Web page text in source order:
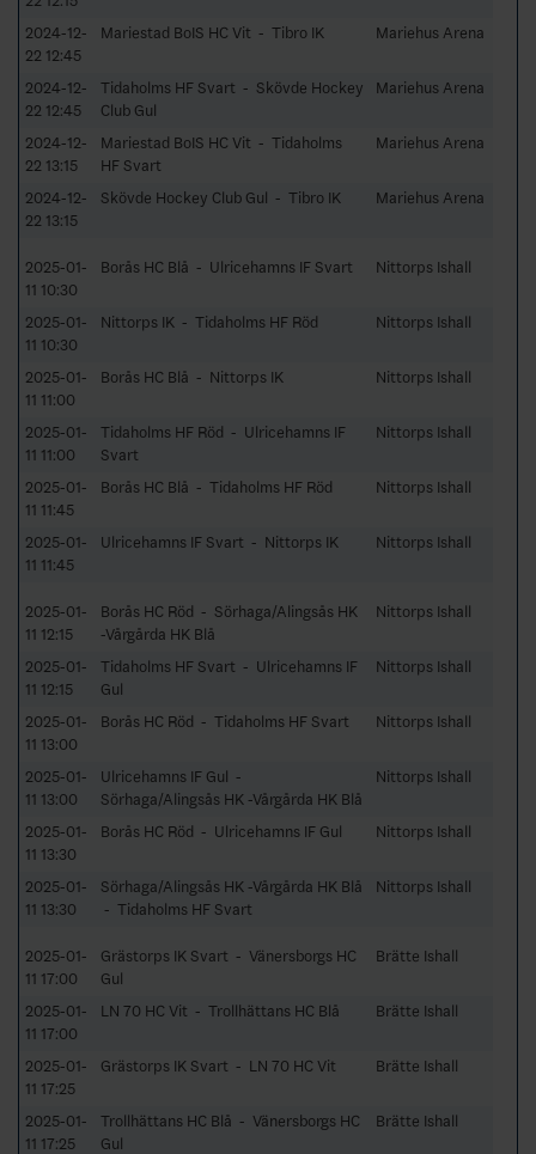
2024-12-
22 12:45
Mariestad BoIS HC Vit - Tibro IK Mariehus Arena
2024-12-
22 12:45
Tidaholms HF Svart - Skövde Hockey
Club Gul
Mariehus Arena
2024-12-
22 13:15
Mariestad BoIS HC Vit - Tidaholms
HF Svart
Mariehus Arena
2024-12-
22 13:15
Skövde Hockey Club Gul - Tibro IK Mariehus Arena
2025-01-
11 10:30
Borås HC Blå - Ulricehamns IF Svart Nittorps Ishall
2025-01-
11 10:30
Nittorps IK - Tidaholms HF Röd Nittorps Ishall
2025-01-
11 11:00
Borås HC Blå - Nittorps IK Nittorps Ishall
2025-01-
11 11:00
Tidaholms HF Röd - Ulricehamns IF
Svart
Nittorps Ishall
2025-01-
11 11:45
Borås HC Blå - Tidaholms HF Röd Nittorps Ishall
2025-01-
11 11:45
Ulricehamns IF Svart - Nittorps IK Nittorps Ishall
2025-01-
11 12:15
Borås HC Röd - Sörhaga/Alingsås HK
-Vårgårda HK Blå
Nittorps Ishall
2025-01-
11 12:15
Tidaholms HF Svart - Ulricehamns IF
Gul
Nittorps Ishall
2025-01-
11 13:00
Borås HC Röd - Tidaholms HF Svart Nittorps Ishall
2025-01-
11 13:00
Ulricehamns IF Gul -
Sörhaga/Alingsås HK -Vårgårda HK Blå
Nittorps Ishall
2025-01-
11 13:30
Borås HC Röd - Ulricehamns IF Gul Nittorps Ishall
2025-01-
11 13:30
Sörhaga/Alingsås HK -Vårgårda HK Blå
- Tidaholms HF Svart
Nittorps Ishall
2025-01-
11 17:00
Grästorps IK Svart - Vänersborgs HC
Gul
Brätte Ishall
2025-01-
11 17:00
LN 70 HC Vit - Trollhättans HC Blå Brätte Ishall
2025-01-
11 17:25
Grästorps IK Svart - LN 70 HC Vit Brätte Ishall
2025-01-
11 17:25
Trollhättans HC Blå - Vänersborgs HC
Gul
Brätte Ishall